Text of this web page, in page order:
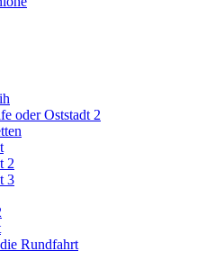
oder Oststadt 2
2
3
Rundfahrt